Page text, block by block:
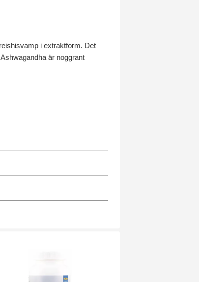
i extraktform. Det
är noggrant